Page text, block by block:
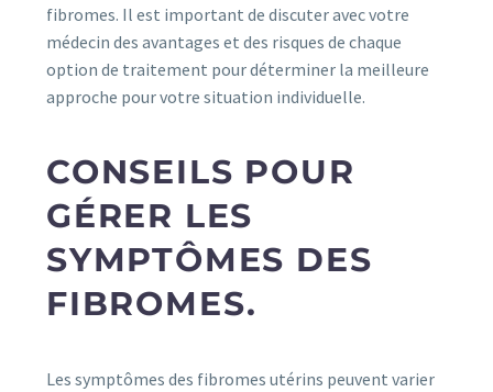
fibromes. Il est important de discuter avec votre
médecin des avantages et des risques de chaque
option de traitement pour déterminer la meilleure
approche pour votre situation individuelle.
CONSEILS POUR
GÉRER LES
SYMPTÔMES DES
FIBROMES.
Les symptômes des fibromes utérins peuvent varier